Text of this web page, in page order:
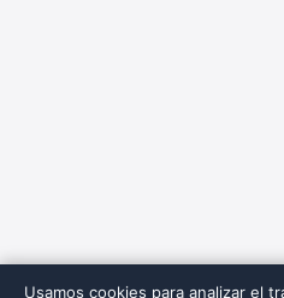
Usamos cookies para analizar el